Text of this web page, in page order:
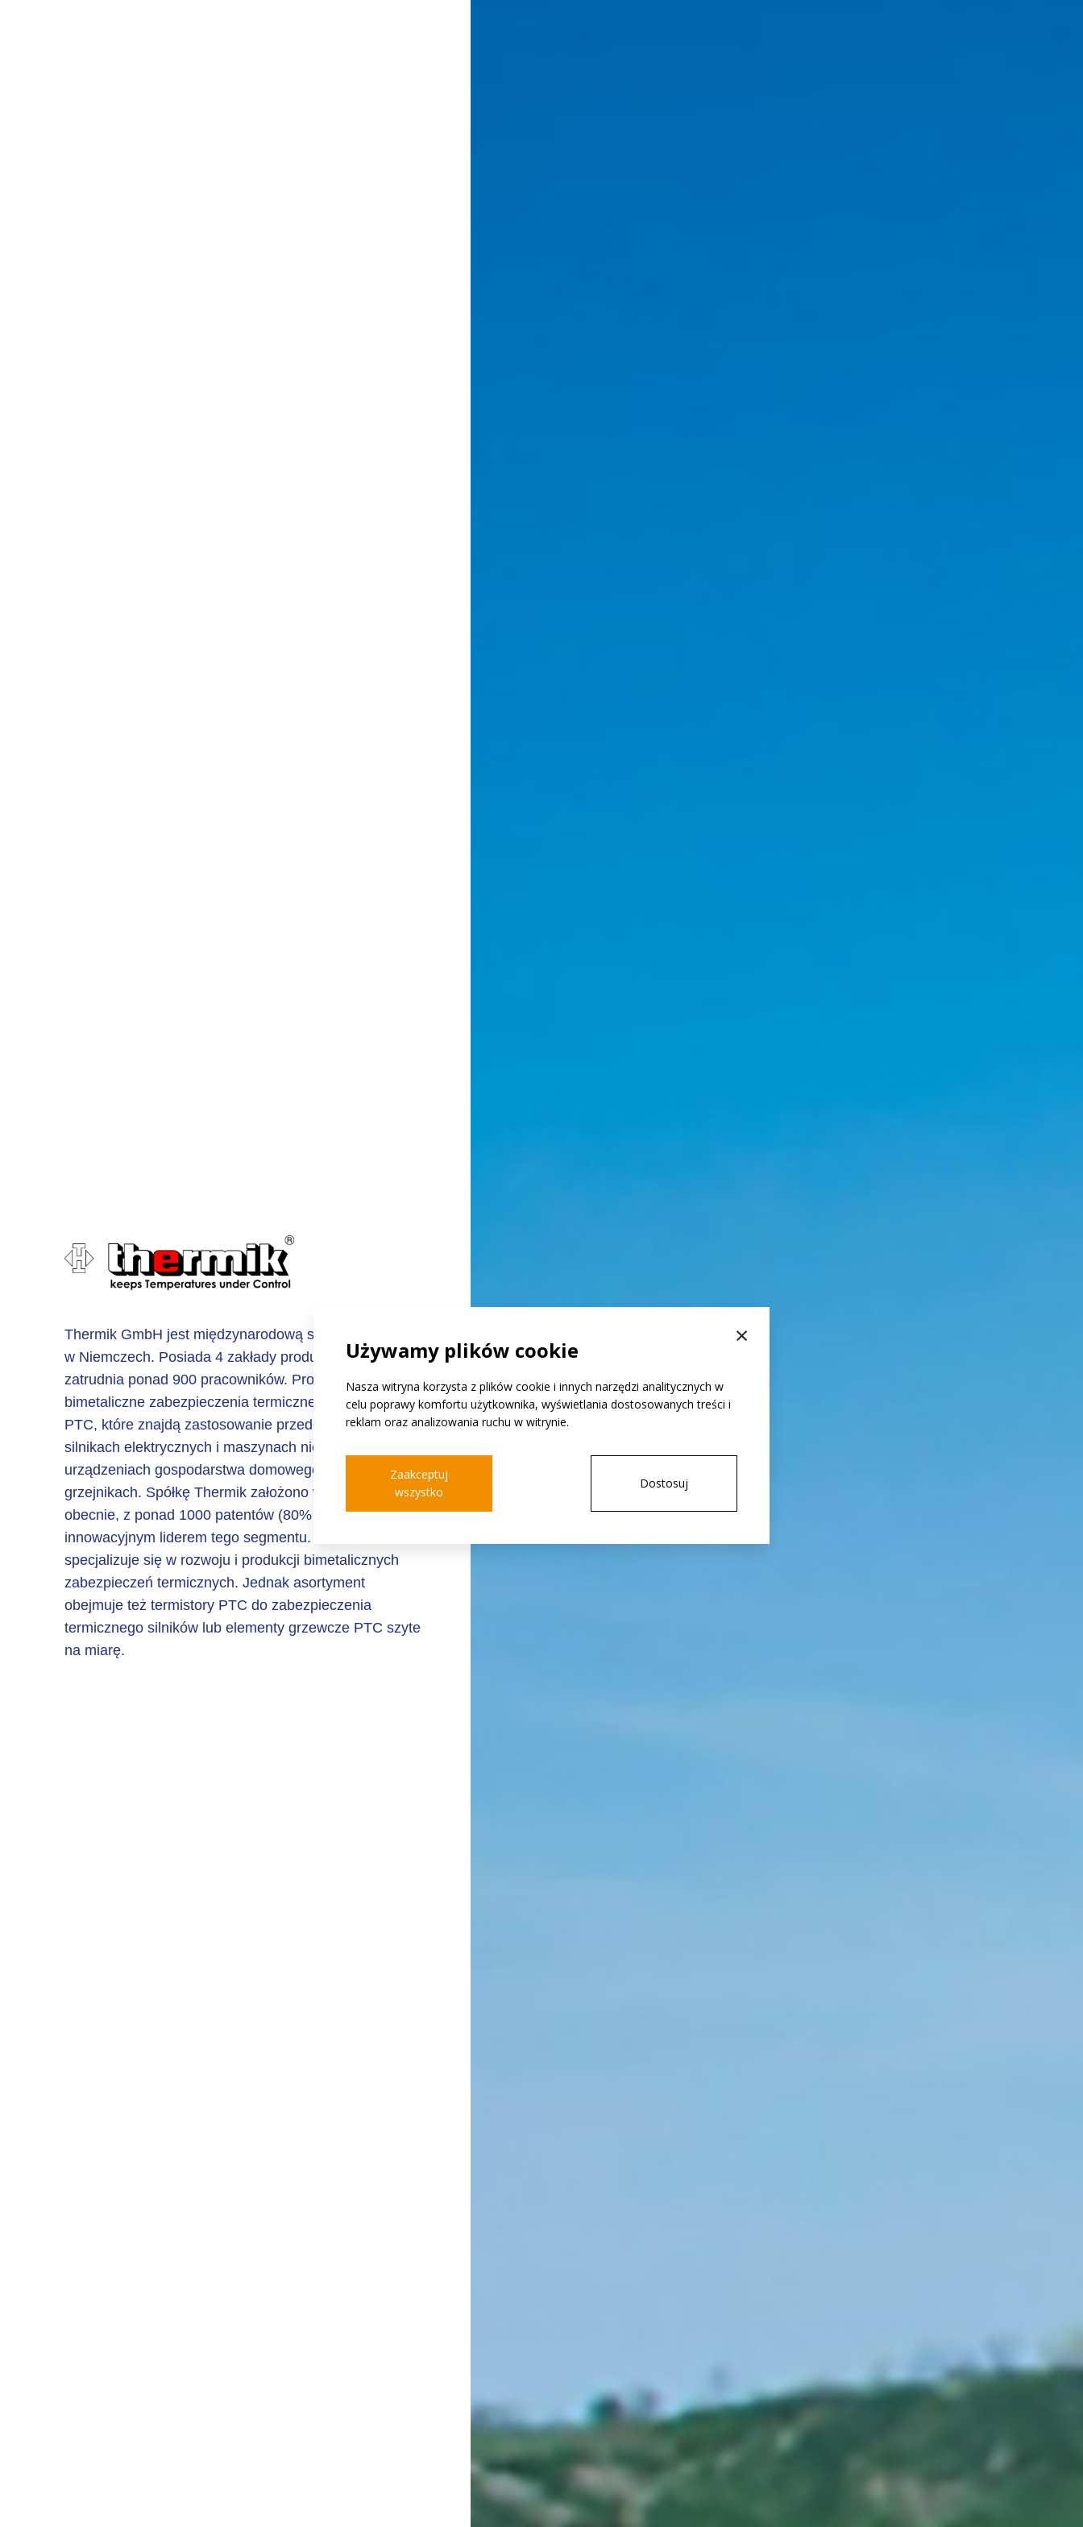
×
Używamy plików cookie
Nasza witryna korzysta z plików cookie i innych narzędzi analitycznych w
celu poprawy komfortu użytkownika, wyświetlania dostosowanych treści i
reklam oraz analizowania ruchu w witrynie.
Zaakceptuj
wszystko
Dostosuj
Thermik GmbH jest międzynarodową spółką z siedzibą
w Niemczech. Posiada 4 zakłady produkcyjne i
zatrudnia ponad 900 pracowników. Produkuje
bimetaliczne zabezpieczenia termiczne oraz termistory
PTC, które znajdą zastosowanie przede wszystkim w
silnikach elektrycznych i maszynach nieobrotowych,
urządzeniach gospodarstwa domowego oraz
grzejnikach. Spółkę Thermik założono w 1968 roku i
obecnie, z ponad 1000 patentów (80% w branży), jest
innowacyjnym liderem tego segmentu. Thermik
specjalizuje się w rozwoju i produkcji bimetalicznych
zabezpieczeń termicznych. Jednak asortyment
obejmuje też termistory PTC do zabezpieczenia
termicznego silników lub elementy grzewcze PTC szyte
na miarę.